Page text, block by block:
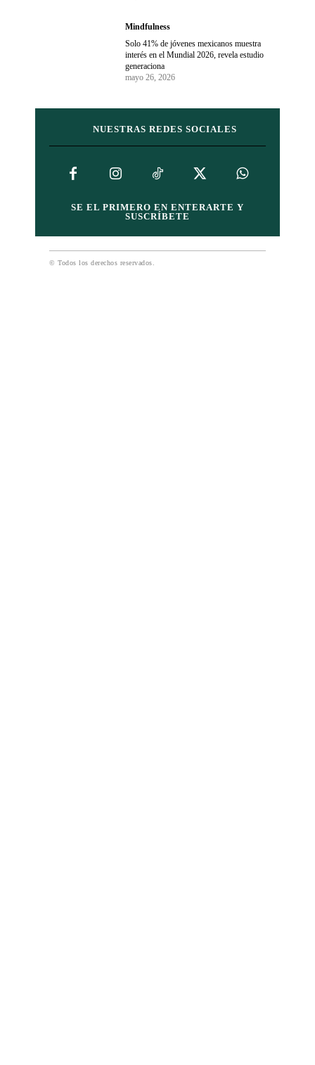
Mindfulness
Solo 41% de jóvenes mexicanos muestra
interés en el Mundial 2026, revela estudio
generaciona
mayo 26, 2026
NUESTRAS REDES SOCIALES
SE EL PRIMERO EN ENTERARTE Y
SUSCRÍBETE
© Todos los derechos reservados.